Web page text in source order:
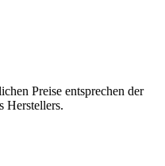
Preise entsprechen der
Herstellers.